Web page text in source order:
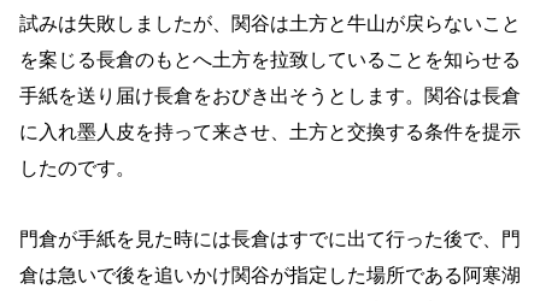
試みは失敗しましたが、関谷は土方と牛山が戻らないこと
を案じる長倉のもとへ土方を拉致していることを知らせる
手紙を送り届け長倉をおびき出そうとします。関谷は長倉
に入れ墨人皮を持って来させ、土方と交換する条件を提示
したのです。
門倉が手紙を見た時には長倉はすでに出て行った後で、門
倉は急いで後を追いかけ関谷が指定した場所である阿寒湖